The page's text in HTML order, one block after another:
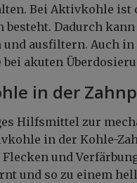
Bei Aktivkohle ist
Dadurch
und ausfiltern. Auch
akuten
in der
Hilfsmittel zur
in der Kohle-
und
und so zu einem